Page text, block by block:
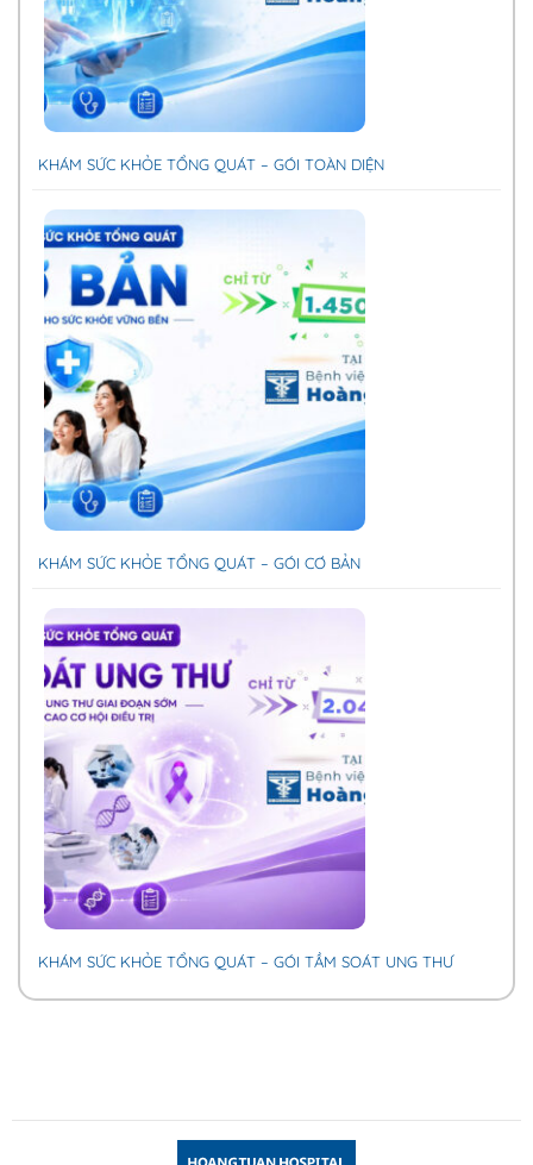
KHÁM SỨC KHỎE TỔNG QUÁT – GÓI TOÀN DIỆN
KHÁM SỨC KHỎE TỔNG QUÁT – GÓI CƠ BẢN
KHÁM SỨC KHỎE TỔNG QUÁT – GÓI TẦM SOÁT UNG THƯ